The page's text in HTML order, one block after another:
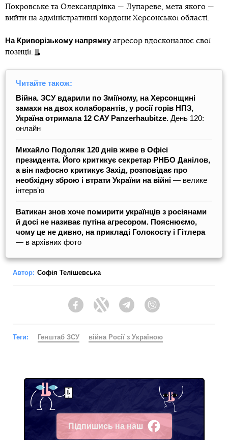
Покровське та Олександрівка — Лупареве, мета якого —
вийти на адміністративні кордони Херсонської області.
На Криворізькому напрямкуагресор вдосконалює свої
позиції.
Читайте також:
Війна. ЗСУ вдарили по Зміїному, на Херсонщині
замахи на двох колаборантів, у росії горів НПЗ,
Україна отримала 12 САУ Panzerhaubitze. День 120:
онлайн
Михайло Подоляк 120 днів живе в Офісі
президента. Його критикує секретар РНБО Данілов,
а він пафосно критикує Захід, розповідає про
необхідну зброю і втрати України на війні — велике
інтервʼю
Ватикан знов хоче помирити українців з росіянами
й досі не називає путіна агресором. Пояснюємо,
чому це не дивно, на прикладі Голокосту і Гітлера
— в архівних фото
Автор: Софія Телішевська
FacebookTwitter Telegram
Теги: Генштаб ЗСУ війна Росії з Україною
Підпишись на наш
Facebook